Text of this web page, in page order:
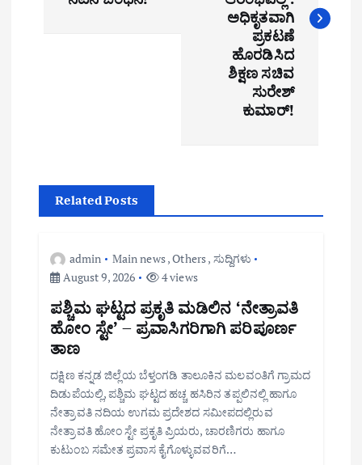
ಅಧಿಕೃತವಾಗಿ
ಪ್ರಕಟಣೆ
ಹೊರಡಿಸಿದ
ಶಿಕ್ಷಣ ಸಚಿವ
ಸುರೇಶ್
ಕುಮಾರ್!
Related Posts
admin Main news,Others, ಸುದ್ದಿಗಳು
August 9, 2026
4 views
ಪಶ್ಚಿಮ ಘಟ್ಟದ ಪ್ರಕೃತಿ ಮಡಿಲಿನ ‘ನೇತ್ರಾವತಿ
ಹೋಂ ಸ್ಟೇ’ – ಪ್ರವಾಸಿಗರಿಗಾಗಿ ಪರಿಪೂರ್ಣ
ತಾಣ
ದಕ್ಷಿಣ ಕನ್ನಡ ಜಿಲ್ಲೆಯ ಬೆಳ್ತಂಗಡಿ ತಾಲೂಕಿನ ಮಲವಂತಿಗೆ ಗ್ರಾಮದ
ದಿಡುಪೆಯಲ್ಲಿ, ಪಶ್ಚಿಮ ಘಟ್ಟದ ಹಚ್ಚ ಹಸಿರಿನ ತಪ್ಪಲಿನಲ್ಲಿ ಹಾಗೂ
ನೇತ್ರಾವತಿ ನದಿಯ ಉಗಮ ಪ್ರದೇಶದ ಸಮೀಪದಲ್ಲಿರುವ
ನೇತ್ರಾವತಿ ಹೋಂ ಸ್ಟೇ ಪ್ರಕೃತಿ ಪ್ರಿಯರು, ಚಾರಣಿಗರು ಹಾಗೂ
ಕುಟುಂಬ ಸಮೇತ ಪ್ರವಾಸ ಕೈಗೊಳ್ಳುವವರಿಗೆ…